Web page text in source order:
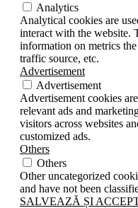
Analytics
Analytical cookies are
interact with the website.
information on metrics
traffic source, etc.
Advertisement
Advertisement
Advertisement cookies
relevant ads and
visitors across websites
customized ads.
Others
Others
Other uncategorized
and have not been
SALVEAZĂ ȘI